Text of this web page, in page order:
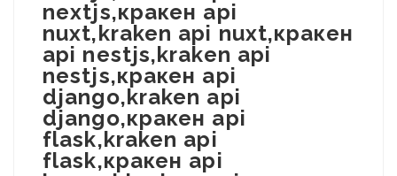
nextjs,кракен api
nuxt,kraken api nuxt,кракен
api nestjs,kraken api
nestjs,кракен api
django,kraken api
django,кракен api
flask,kraken api
flask,кракен api